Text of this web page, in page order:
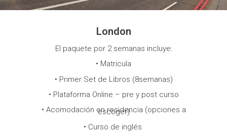
London
El paquete por 2 semanas incluye:
• Matricula
• Primer Set de Libros (8semanas)
• Plataforma Online – pre y post curso
• Acomodación en residencia (opciones a
escoger)
• Curso de inglés